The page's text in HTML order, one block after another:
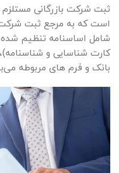
ثبت شرکت بازرگانی
است که به مرجع ثبت شرکت
شامل اساسنامه تنظیم
کارت شناسایی و
بانک و فرم های مربوطه